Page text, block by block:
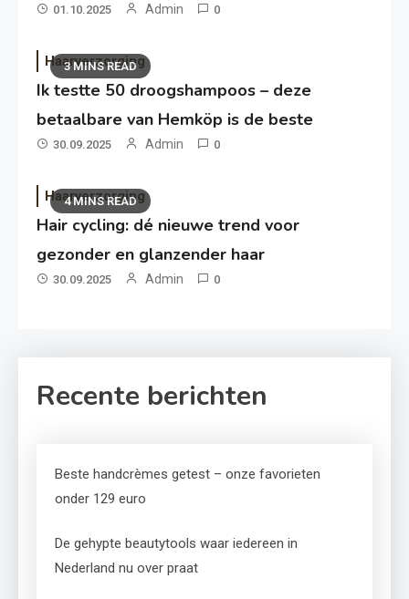
01.10.2025 Admin 0
3 MINS READ
Haarverzorging
Ik testte 50 droogshampoos – deze
betaalbare van Hemköp is de beste
30.09.2025 Admin 0
4 MINS READ
Haarverzorging
Hair cycling: dé nieuwe trend voor
gezonder en glanzender haar
30.09.2025 Admin 0
Recente berichten
Beste handcrèmes getest – onze favorieten
onder 129 euro
De gehypte beautytools waar iedereen in
Nederland nu over praat